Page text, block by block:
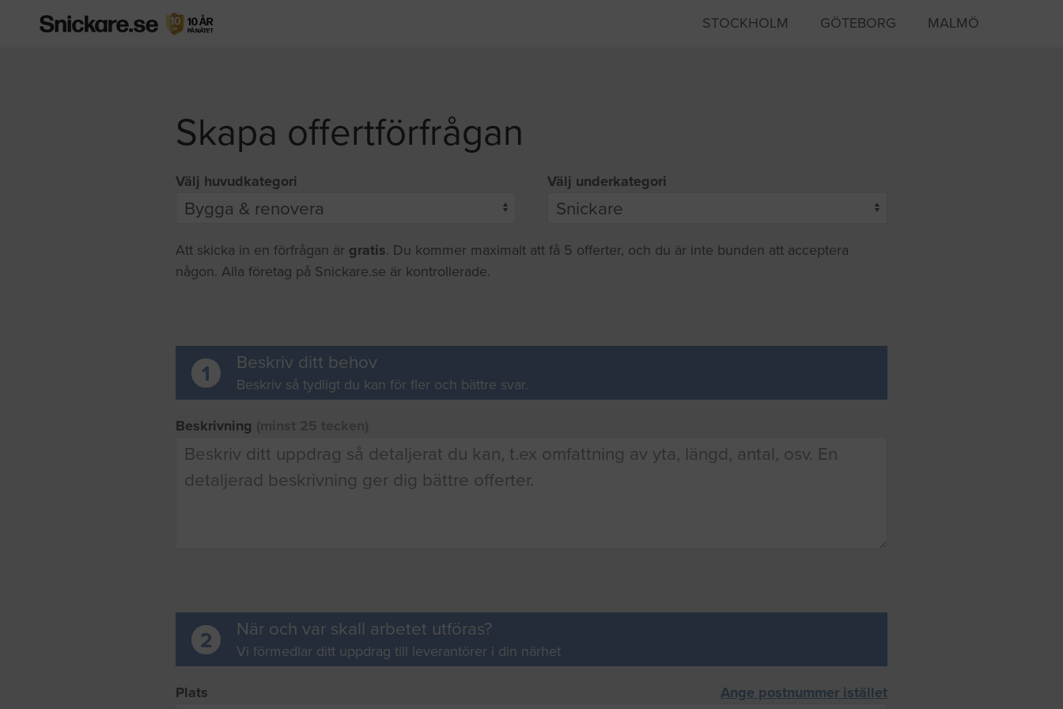
STOCKHOLM GÖTEBORG MALMÖ
Skapa offertförfrågan
Välj huvudkategori Välj underkategori
Att skicka in en förfrågan är gratis. Du kommer maximalt att få 5 offerter, och du är inte bunden att acceptera
någon. Alla företag på Snickare.se är kontrollerade.
1 Beskriv ditt behov
Beskriv så tydligt du kan för fler och bättre svar.
Beskrivning
2 När och var skall arbetet utföras?
Vi förmedlar ditt uppdrag till leverantörer i din närhet
Plats Ange postnummer istället